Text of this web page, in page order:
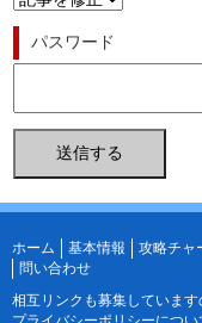
パスワード
ホーム 基本情報 攻略チャ
問い合わせ
相互リンクも募集しています